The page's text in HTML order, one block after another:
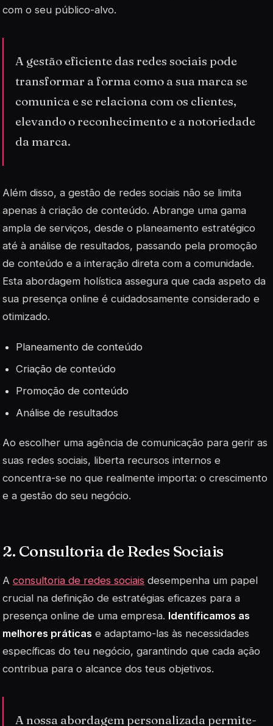
com o seu público-alvo.
A gestão eficiente das redes sociais pode
transformar a forma como a sua marca se
comunica e se relaciona com os clientes,
elevando o reconhecimento e a notoriedade
da marca.
Além disso, a gestão de redes sociais não se limita
apenas à criação de conteúdo. Abrange uma gama
ampla de serviços, desde o planeamento estratégico
até à análise de resultados, passando pela promoção
de conteúdo e a interação direta com a comunidade.
Esta abordagem holística assegura que cada aspeto da
sua presença online é cuidadosamente considerado e
otimizado.
Planeamento de conteúdo
Criação de conteúdo
Promoção de conteúdo
Análise de resultados
Ao escolher uma agência de comunicação para gerir as
suas redes sociais, liberta recursos internos e
concentra-se no que realmente importa: o crescimento
e a gestão do seu negócio.
2. Consultoria de Redes Sociais
A consultoria de redes sociais desempenha um papel
crucial na definição de estratégias eficazes para a
presença online de uma empresa. Identificamos as
melhores práticas e adaptamo-las às necessidades
específicas do teu negócio, garantindo que cada ação
contribua para o alcance dos teus objetivos.
A nossa abordagem personalizada permite-